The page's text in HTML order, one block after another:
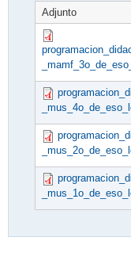
Adjunto